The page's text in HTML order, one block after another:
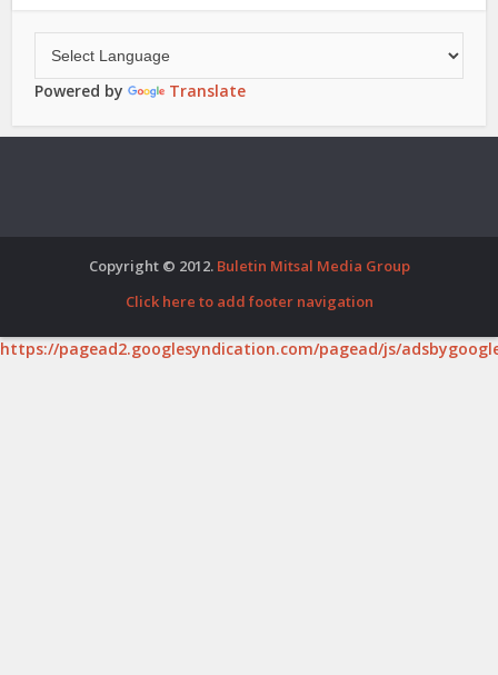
Powered by Translate
Copyright © 2012. Buletin Mitsal Media Group
Click here to add footer navigation
https://pagead2.googlesyndication.com/pagead/js/